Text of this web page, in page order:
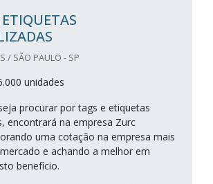
/ SÃO PAULO - SP
unidades
procurar por tags e etiquetas
encontrará na empresa Zurc
uma cotação na empresa mais
e achando a melhor em
benefício.